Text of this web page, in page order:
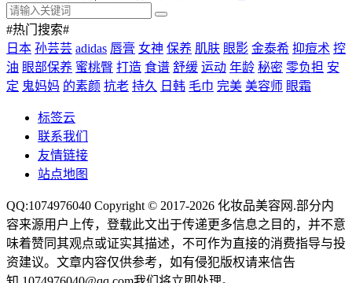
#热门搜索#
日本 孙芸芸 adidas 唇膏 女神 保养 肌肤 眼影 金泰希 抑痘术 控
油 眼部保养 蜜桃臀 打造 食谱 舒缓 运动 年龄 秘密 零负担 安
定 鬼妈妈 的素颜 抗老 持久 日韩 毛巾 完美 美容师 眼霜
标签云
联系我们
友情链接
站点地图
QQ:1074976040 Copyright © 2017-2026 化妆品美容网 .部分内
容来源用户上传，登载此文出于传递更多信息之目的，并不意
味着赞同其观点或证实其描述，不可作为直接的消费指导与投
资建议。文章内容仅供参考，如有侵犯版权请来信告